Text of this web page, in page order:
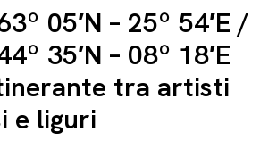
05′N – 25º 54′E /
35′N – 08º 18′E
tra artisti
e liguri